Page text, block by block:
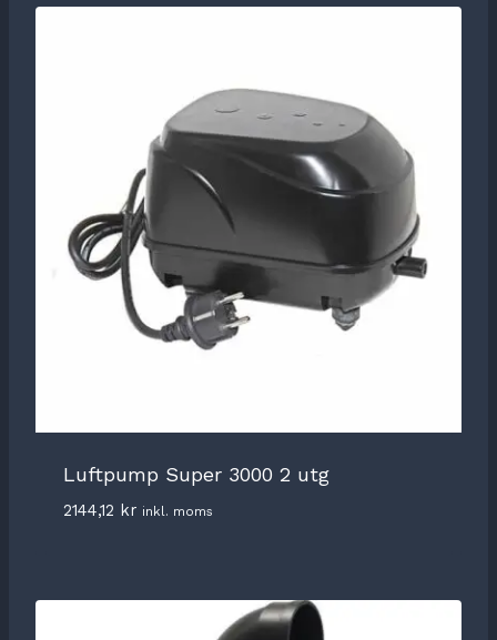
Luftpump Super 3000 2 utg
2144,12 kr inkl. moms